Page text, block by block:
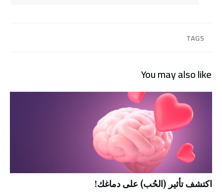
TAGS
You may also like
اكتشف تأثير (الحُب) على دماغك!